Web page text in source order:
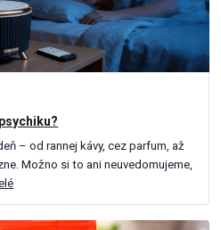
– od rannej kávy, cez parfum, až
Možno si to ani neuvedomujeme,